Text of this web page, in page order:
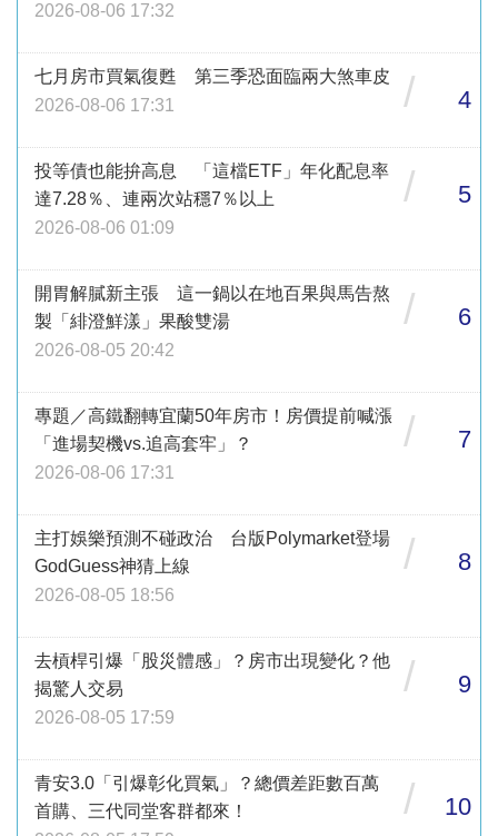
2026-08-06 17:32
七月房市買氣復甦 第三季恐面臨兩大煞車皮
2026-08-06 17:31
/ 4
投等債也能拚高息 「這檔ETF」年化配息率
達7.28％、連兩次站穩7％以上
2026-08-06 01:09
/ 5
開胃解膩新主張 這一鍋以在地百果與馬告熬
製「緋澄鮮漾」果酸雙湯
2026-08-05 20:42
/ 6
專題／高鐵翻轉宜蘭50年房市！房價提前喊漲
「進場契機vs.追高套牢」？
2026-08-06 17:31
/ 7
主打娛樂預測不碰政治 台版Polymarket登場
GodGuess神猜上線
2026-08-05 18:56
/ 8
去槓桿引爆「股災體感」？房市出現變化？他
揭驚人交易
2026-08-05 17:59
/ 9
青安3.0「引爆彰化買氣」？總價差距數百萬
首購、三代同堂客群都來！
/ 10